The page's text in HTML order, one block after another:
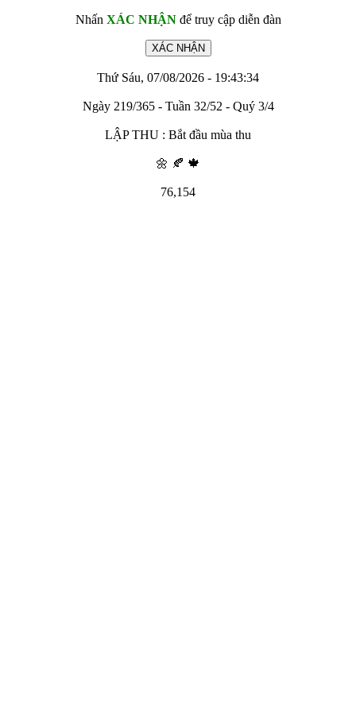
Nhấn XÁC NHẬNđể truy cập diễn đàn
Thứ Sáu, 07/08/2026 - 19:43:34
Ngày 219/365 - Tuần 32/52 - Quý 3/4
LẬP THU : Bắt đầu mùa thu
🌼 🍂 🍁
76,154